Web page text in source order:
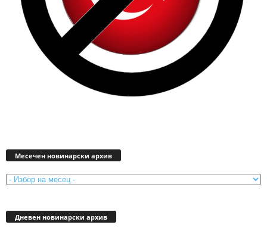
Месечен новинарски архив
Дневен новинарски архив